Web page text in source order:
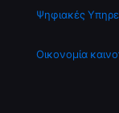
Ψηφιακές
Οικονομία